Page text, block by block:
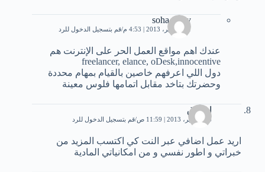
soha samy
11 سبتمبر، 2013 | 4:53 م قم بتسجيل الدخول للرد
عندك اهم مواقع العمل الحر على الإنترنت هم
freelancer, elance, oDesk,innocentive
دول اللي اعرفهم خاصين بالقيام بمهام محددة
وحضرتك بتاخد مقابل اتمامها فلوس معينة
اشراق
24 سبتمبر، 2013 | 11:59 ص قم بتسجيل الدخول للرد
اريد عمل اضافي عبر النت كي اكتسب المزيد من
خبراتي و اطور نفسي و من امكانياتي المادية